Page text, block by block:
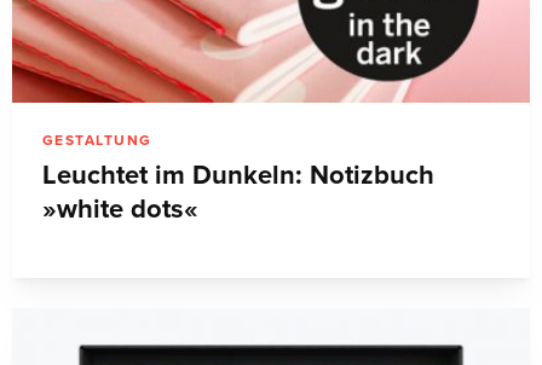
GESTALTUNG
Leuchtet im Dunkeln: Notizbuch
»white dots«